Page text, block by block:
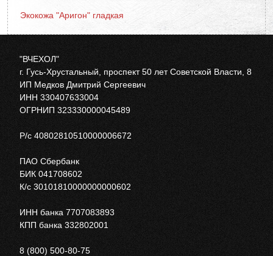
Экокожа "Аригон" гладкая
"ВЧЕХОЛ"
г. Гусь-Хрустальный, проспект 50 лет Советской Власти, 8
ИП Медков Дмитрий Сергеевич
ИНН 330407633004
ОГРНИП 323330000045489
Р/с 40802810510000006672
ПАО Сбербанк
БИК 041708602
К/с 30101810000000000602
ИНН банка 7707083893
КПП банка 332802001
8 (800) 500-80-75